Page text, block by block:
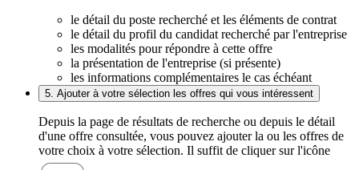
le détail du poste recherché et les éléments de contrat
le détail du profil du candidat recherché par l'entreprise
les modalités pour répondre à cette offre
la présentation de l'entreprise (si présente)
les informations complémentaires le cas échéant
5. Ajouter à votre sélection les offres qui vous intéressent
Depuis la page de résultats de recherche ou depuis le détail
d'une offre consultée, vous pouvez ajouter la ou les offres de
votre choix à votre sélection. Il suffit de cliquer sur l'icône